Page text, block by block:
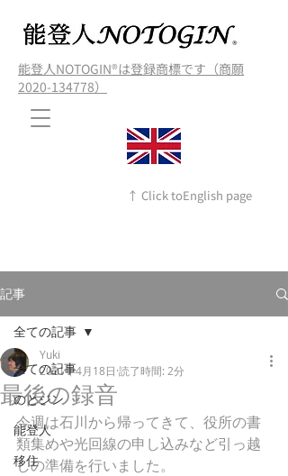
能登人NOTOGIN®️は登録商標です（商願
2020-134778）
↑ Click toEnglish page
記事
全ての記事
のとジン
能登人
移住
全ての記事
最後の録音
Yuki
2021年4月18日 読了時間: 2分
今週は石川から帰ってきて、役所の書
類集めや光回線の申し込みなど引っ越
しの準備を行いました。